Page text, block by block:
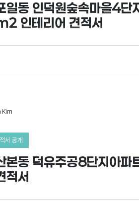
일동 인덕원숲속마을4단
인테리어 견적서
본동 덕유주공8단지아
적서
서 공개
Kim